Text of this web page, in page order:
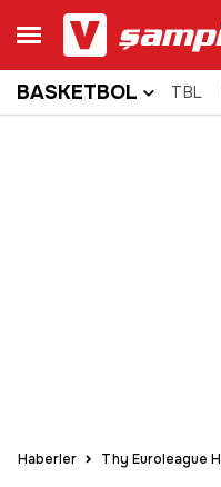
BASKETBOL TBL
Haberler Thy Euroleague